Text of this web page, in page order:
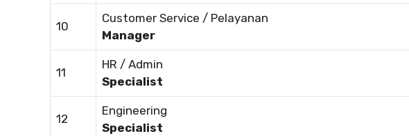
10
Customer Service / Pelayanan
Manager
11
HR / Admin
Specialist
12
Engineering
Specialist